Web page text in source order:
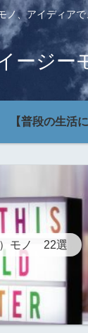
ノ、アイディア
ージー
【普段の生活
）モノ 22選